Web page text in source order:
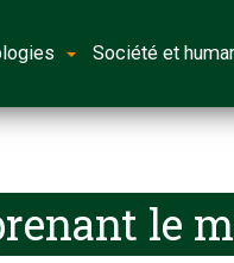
Société et
le